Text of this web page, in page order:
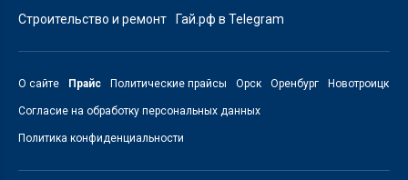
Строительство и ремонт
Гай.рф в Telegram
О сайте Прайс Политические прайсы Орск Оренбург Новотроицк
Согласие на обработку персональных данных
Политика конфиденциальности